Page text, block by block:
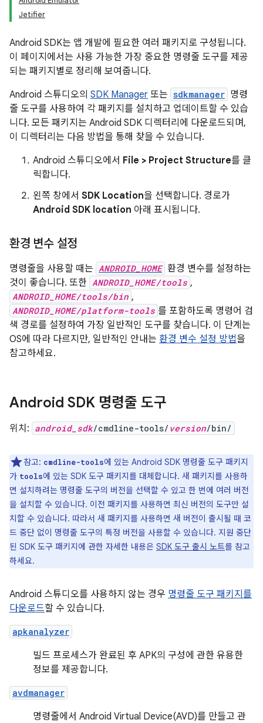
Jetifier
Android SDK는 앱 개발에 필요한 여러 패키지로 구성됩니다.
이 페이지에서는 사용 가능한 가장 중요한 명령줄 도구를 제공
되는 패키지별로 정리해 보여줍니다.
Android 스튜디오의 SDK Manager 또는 sdkmanager 명령
줄 도구를 사용하여 각 패키지를 설치하고 업데이트할 수 있습
니다. 모든 패키지는 Android SDK 디렉터리에 다운로드되며,
이 디렉터리는 다음 방법을 통해 찾을 수 있습니다.
Android 스튜디오에서 File > Project Structure를 클
릭합니다.
왼쪽 창에서 SDK Location을 선택합니다. 경로가
Android SDK location 아래 표시됩니다.
환경 변수 설정
명령줄을 사용할 때는 ANDROID_HOME 환경 변수를 설정하는
것이 좋습니다. 또한 ANDROID_HOME/tools ,
ANDROID_HOME/tools/bin ,
ANDROID_HOME/platform-tools 를 포함하도록 명령어 검
색 경로를 설정하여 가장 일반적인 도구를 찾습니다. 이 단계는
OS에 따라 다르지만, 일반적인 안내는 환경 변수 설정 방법을
참고하세요.
Android SDK 명령줄 도구
위치: android_sdk/cmdline-tools/ version/bin/
참고: cmdline-tools에 있는 Android SDK 명령줄 도구 패키지
가 tools에 있는 SDK 도구 패키지를 대체합니다. 새 패키지를 사용하
면 설치하려는 명령줄 도구의 버전을 선택할 수 있고 한 번에 여러 버전
을 설치할 수 있습니다. 이전 패키지를 사용하면 최신 버전의 도구만 설
치할 수 있습니다. 따라서 새 패키지를 사용하면 새 버전이 출시될 때 코
드 중단 없이 명령줄 도구의 특정 버전을 사용할 수 있습니다. 지원 중단
된 SDK 도구 패키지에 관한 자세한 내용은 SDK 도구 출시 노트를 참고
하세요.
Android 스튜디오를 사용하지 않는 경우 명령줄 도구 패키지를
다운로드할 수 있습니다.
apkanalyzer
빌드 프로세스가 완료된 후 APK의 구성에 관한 유용한
정보를 제공합니다.
avdmanager
명령줄에서 Android Virtual Device(AVD)를 만들고 관